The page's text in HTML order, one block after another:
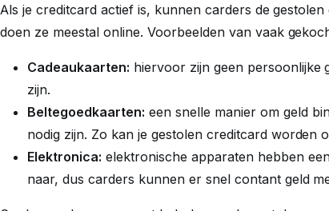
Als je creditcard actief is, kunnen carders de
doen ze meestal online. Voorbeelden van vaak
Cadeaukaarten: hiervoor zijn geen persoonlijke
zijn.
Beltegoedkaarten: een snelle manier om geld
nodig zijn. Zo kan je gestolen creditcard worden
Elektronica: elektronische apparaten hebben
naar, dus carders kunnen er snel contant geld